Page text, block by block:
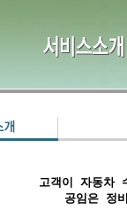
고객이 자동차